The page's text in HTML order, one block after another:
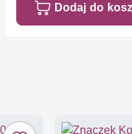
Dodaj do